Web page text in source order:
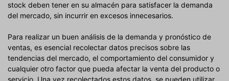
stock deben tener en su almacén para satisfacer la demanda
del mercado, sin incurrir en excesos innecesarios.
Para realizar un buen análisis de la demanda y pronóstico de
ventas, es esencial recolectar datos precisos sobre las
tendencias del mercado, el comportamiento del consumidor y
cualquier otro factor que pueda afectar la venta del producto o